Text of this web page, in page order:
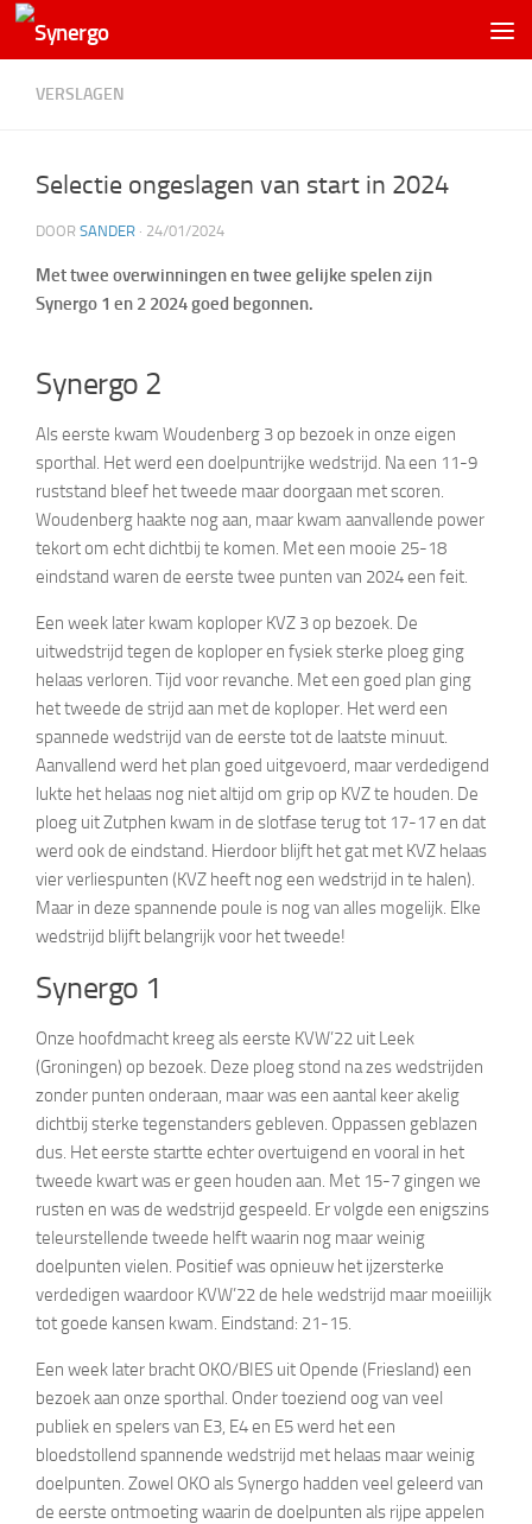
VERSLAGEN
Selectie ongeslagen van start in 2024
DOOR SANDER · 24/01/2024
Met twee overwinningen en twee gelijke spelen zijn
Synergo 1 en 2 2024 goed begonnen.
Synergo 2
Als eerste kwam Woudenberg 3 op bezoek in onze eigen
sporthal. Het werd een doelpuntrijke wedstrijd. Na een 11-9
ruststand bleef het tweede maar doorgaan met scoren.
Woudenberg haakte nog aan, maar kwam aanvallende power
tekort om echt dichtbij te komen. Met een mooie 25-18
eindstand waren de eerste twee punten van 2024 een feit.
Een week later kwam koploper KVZ 3 op bezoek. De
uitwedstrijd tegen de koploper en fysiek sterke ploeg ging
helaas verloren. Tijd voor revanche. Met een goed plan ging
het tweede de strijd aan met de koploper. Het werd een
spannede wedstrijd van de eerste tot de laatste minuut.
Aanvallend werd het plan goed uitgevoerd, maar verdedigend
lukte het helaas nog niet altijd om grip op KVZ te houden. De
ploeg uit Zutphen kwam in de slotfase terug tot 17-17 en dat
werd ook de eindstand. Hierdoor blijft het gat met KVZ helaas
vier verliespunten (KVZ heeft nog een wedstrijd in te halen).
Maar in deze spannende poule is nog van alles mogelijk. Elke
wedstrijd blijft belangrijk voor het tweede!
Synergo 1
Onze hoofdmacht kreeg als eerste KVW’22 uit Leek
(Groningen) op bezoek. Deze ploeg stond na zes wedstrijden
zonder punten onderaan, maar was een aantal keer akelig
dichtbij sterke tegenstanders gebleven. Oppassen geblazen
dus. Het eerste startte echter overtuigend en vooral in het
tweede kwart was er geen houden aan. Met 15-7 gingen we
rusten en was de wedstrijd gespeeld. Er volgde een enigszins
teleurstellende tweede helft waarin nog maar weinig
doelpunten vielen. Positief was opnieuw het ijzersterke
verdedigen waardoor KVW’22 de hele wedstrijd maar moeiilijk
tot goede kansen kwam. Eindstand: 21-15.
Een week later bracht OKO/BIES uit Opende (Friesland) een
bezoek aan onze sporthal. Onder toeziend oog van veel
publiek en spelers van E3, E4 en E5 werd het een
bloedstollend spannende wedstrijd met helaas maar weinig
doelpunten. Zowel OKO als Synergo hadden veel geleerd van
de eerste ontmoeting waarin de doelpunten als rijpe appelen